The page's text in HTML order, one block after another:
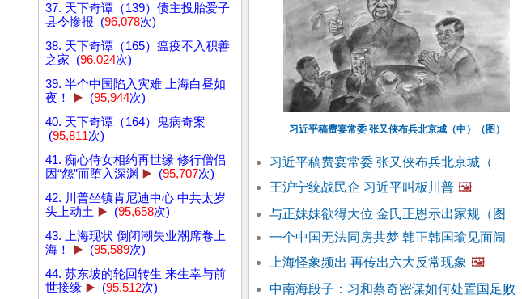
37. 天下奇谭（139）债主投胎爱子
县令惨报 (96,078次)
38. 天下奇谭（165）瘟疫不入积善
之家 (96,024次)
39. 半个中国陷入灾难 上海白昼如
夜！
▶️ (95,944次)
40. 天下奇谭（164）鬼病奇案
(95,811次)
41. 痴心侍女相约再世缘 修行僧侣
因“怨”而堕入深渊 ▶️ (95,707次)
42. 川普坐镇肯尼迪中心 中共太岁
头上动土 ▶️ (95,658次)
43. 上海现状 倒闭潮失业潮席卷上
海！
▶️ (95,589次)
44. 苏东坡的轮回转生 来生幸与前
世接缘 ▶️ (95,512次)
习近平稿费宴常委 张又侠布兵北京城（中）（图）
习近平稿费宴常委 张又侠布兵北京城（
王沪宁统战民企 习近平叫板川普 🖼️
与正妹妹欲得大位 金氏正恩示出家规（图
一个中国无法同房共梦 韩正韩国瑜见面闹
上海怪象频出 再传出六大反常现象 🖼️
中南海段子：习和蔡奇密谋如何处置国足败